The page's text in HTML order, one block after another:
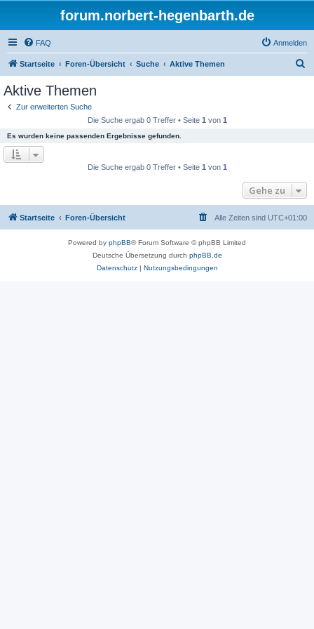
forum.norbert-hegenbarth.de
FAQ Anmelden
Startseite Foren-Übersicht Suche Aktive Themen
Aktive Themen
Zur erweiterten Suche
Die Suche ergab 0 Treffer • Seite 1 von 1
Es wurden keine passenden Ergebnisse gefunden.
Die Suche ergab 0 Treffer • Seite 1 von 1
Gehe zu
Startseite Foren-Übersicht Alle Zeiten sind UTC+01:00
Powered by phpBB® Forum Software © phpBB Limited
Deutsche Übersetzung durch phpBB.de
Datenschutz| Nutzungsbedingungen